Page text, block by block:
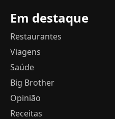
Em destaque
Restaurantes
Viagens
Saúde
Big Brother
Opinião
Receitas